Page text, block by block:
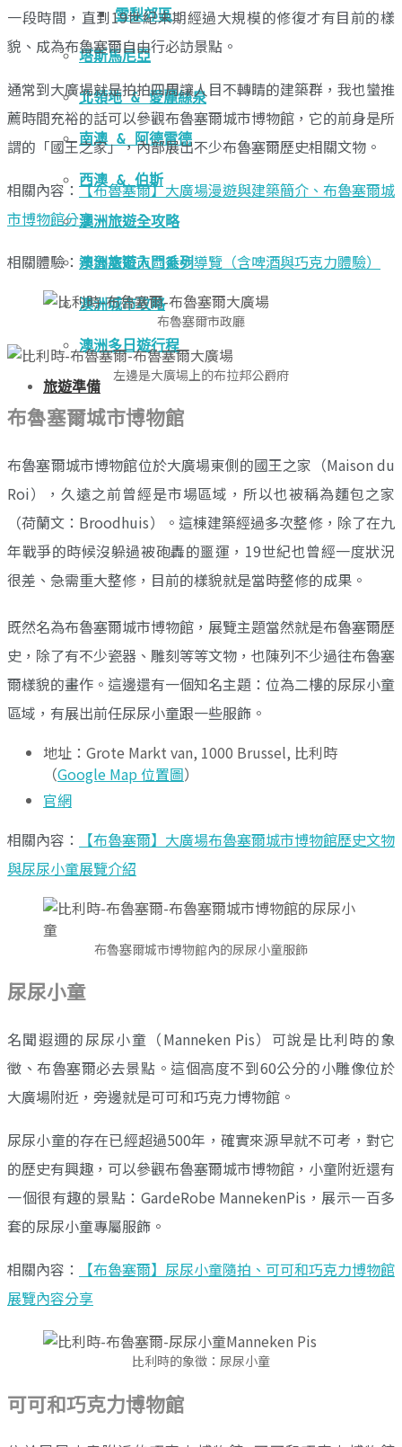
雪梨郊區
塔斯馬尼亞
北領地 & 愛麗絲泉
南澳 & 阿德雷德
西澳 & 伯斯
澳洲旅遊全攻略
澳洲旅遊入門系列
澳洲城市攻略
澳洲多日遊行程
旅遊準備
一段時間，直到19世紀末期經過大規模的修復才有目前的樣
貌、成為布魯塞爾自由行必訪景點。
通常到大廣場就是拍拍四周讓人目不轉睛的建築群，我也蠻推
薦時間充裕的話可以參觀布魯塞爾城市博物館，它的前身是所
謂的「國王之家」，內部展出不少布魯塞爾歷史相關文物。
相關內容： 【布魯塞爾】大廣場漫遊與建築簡介、布魯塞爾城
市博物館分享
相關體驗： 布魯塞爾市區徒步導覽（含啤酒與巧克力體驗）
布魯塞爾市政廳
左邊是大廣場上的布拉邦公爵府
布魯塞爾城市博物館
布魯塞爾城市博物館位於大廣場東側的國王之家（Maison du
Roi），久遠之前曾經是市場區域，所以也被稱為麵包之家
（荷蘭文：Broodhuis）。這棟建築經過多次整修，除了在九
年戰爭的時候沒躲過被砲轟的噩運，19世紀也曾經一度狀況
很差、急需重大整修，目前的樣貌就是當時整修的成果。
既然名為布魯塞爾城市博物館，展覽主題當然就是布魯塞爾歷
史，除了有不少瓷器、雕刻等等文物，也陳列不少過往布魯塞
爾樣貌的畫作。這邊還有一個知名主題：位為二樓的尿尿小童
區域，有展出前任尿尿小童跟一些服飾。
地址：Grote Markt van, 1000 Brussel, 比利時
（Google Map 位置圖）
官網
相關內容：
【布魯塞爾】大廣場布魯塞爾城市博物館歷史文物
與尿尿小童展覽介紹
布魯塞爾城市博物館內的尿尿小童服飾
尿尿小童
名聞遐邇的尿尿小童（Manneken Pis）可說是比利時的象
徵、布魯塞爾必去景點。這個高度不到60公分的小雕像位於
大廣場附近，旁邊就是可可和巧克力博物館。
尿尿小童的存在已經超過500年，確實來源早就不可考，對它
的歷史有興趣，可以參觀布魯塞爾城市博物館，小童附近還有
一個很有趣的景點：GardeRobe MannekenPis，展示一百多
套的尿尿小童專屬服飾。
相關內容：
【布魯塞爾】尿尿小童隨拍、可可和巧克力博物館
展覽內容分享
比利時的象徵：尿尿小童
可可和巧克力博物館